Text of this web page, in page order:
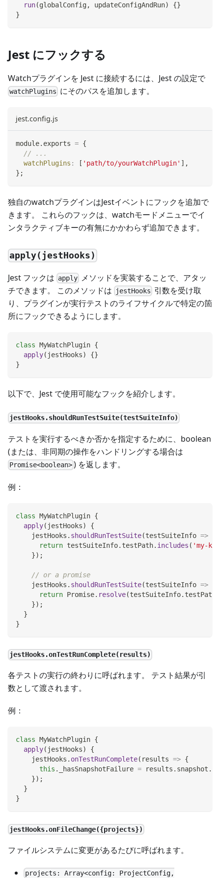
run(globalConfig, updateConfigAndRun) {}
}
Jest にフックする
Watchプラグインを Jest に接続するには、Jest の設定で
watchPlugins にそのパスを追加します。
jest.config.js
module. exports = {
// ...
watchPlugins : [ 'path/to/yourWatchPlugin' ] ,
} ;
独自のwatchプラグインはJestイベントにフックを追加で
きます。 これらのフックは、watchモードメニューでイ
ンタラクティブキーの有無にかかわらず追加できます。
apply(jestHooks)
Jest フックは apply メソッドを実装することで、アタッ
チできます。 このメソッドは
jestHooks 引数を受け取
り、プラグインが実行テストのライフサイクルで特定の箇
所にフックできるようにします。
class MyWatchPlugin {
apply( jestHooks) {}
}
以下で、Jest で使用可能なフックを紹介します。
jestHooks.shouldRunTestSuite(testSuiteInfo)
テストを実行するべきか否かを指定するために、boolean
(または、非同期の操作をハンドリングする場合は
Promise<boolean> ) を返します。
例：
class MyWatchPlugin {
apply( jestHooks)
{
    jestHooks
. shouldRunTestSuite(testSuiteInfo =>
return testSuiteInfo. testPath. includes ( 'my-
}) ;
// or a promise
    jestHooks
. shouldRunTestSuite(testSuiteInfo =>
return Promise. resolve(testSuiteInfo. testPath
}) ;
}
}
jestHooks.onTestRunComplete(results)
各テストの実行の終わりに呼ばれます。 テスト結果が引
数として渡されます。
例：
class MyWatchPlugin {
apply( jestHooks)
{
    jestHooks
. onTestRunComplete( results => {
this . _hasSnapshotFailure = results . snapshot .
}) ;
}
}
jestHooks.onFileChange({projects})
ファイルシステムに変更があるたびに呼ばれます。
projects: Array<config: ProjectConfig,